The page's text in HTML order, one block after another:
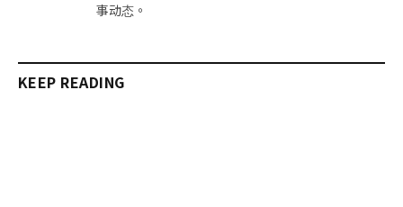
事动态。
KEEP READING